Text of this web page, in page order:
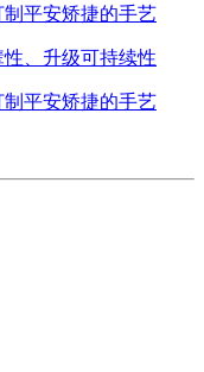
平安矫捷的手艺
、升级可持续性
平安矫捷的手艺